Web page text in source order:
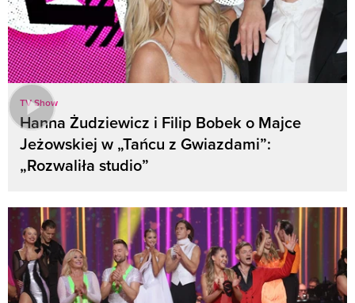
TV Show
Hanna Żudziewicz i Filip Bobek o Majce
Jeżowskiej w „Tańcu z Gwiazdami”:
„Rozwaliła studio”